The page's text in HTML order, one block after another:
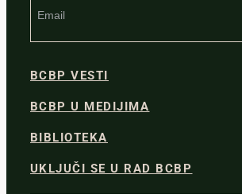
BCBP VESTI
BCBP U MEDIJIMA
BIBLIOTEKA
UKLJUČI SE U RAD BCBP